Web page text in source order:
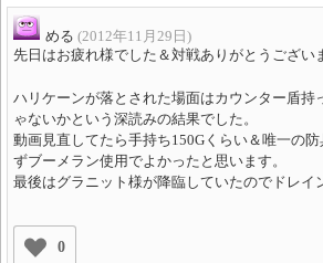
める (2012年11月29日)
先日はお疲れ様でした＆対戦ありがとうござい
ハリケーンが落とされた場面はカウンター盾持
ゃないかという深読みの結果でした。
動画見直してたら手持ち150Gくらい＆唯一の
ずブーメラン使用でよかったと思います。
最後はグラニット様が降臨していたのでドレイ
0